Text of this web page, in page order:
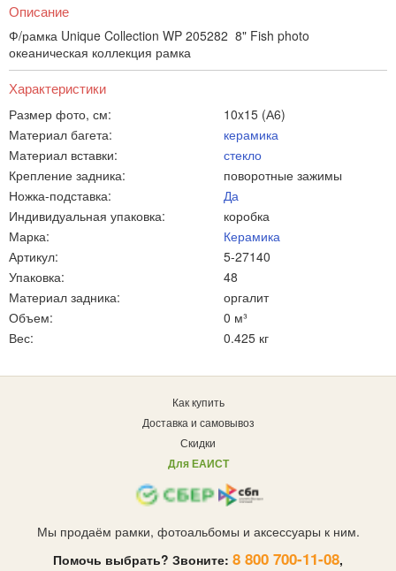
Описание
Ф/рамка Unique Collection WP 205282 8" Fish photo
океаническая коллекция рамка
Характеристики
Размер фото, см:
10x15 (А6)
Материал багета:
керамика
Материал вставки:
стекло
Крепление задника:
поворотные зажимы
Ножка-подставка:
Да
Индивидуальная упаковка:
коробка
Марка:
Керамика
Артикул:
5-27140
Упаковка:
48
Материал задника:
оргалит
Объем:
0 м³
Вес:
0.425 кг
Как купить
Доставка и самовывоз
Скидки
Для ЕАИСТ
Мы продаём рамки, фотоальбомы и аксессуары к ним.
Помочь выбрать? Звоните: 8 800 700-11-08,